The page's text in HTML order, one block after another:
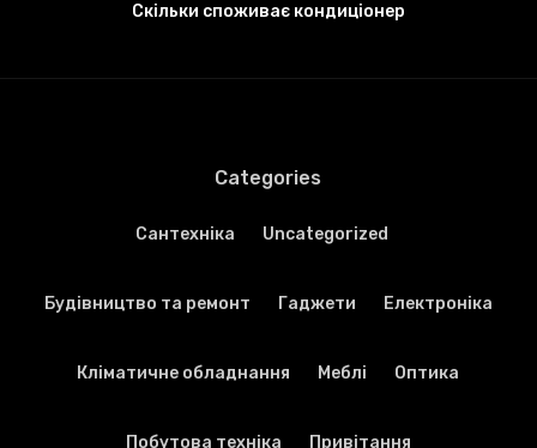
Скільки споживає кондиціонер
Categories
Cантехніка Uncategorized
Будівництво та ремонт Гаджети Електроніка
Кліматичне обладнання Меблі Оптика
Побутова техніка Привітання